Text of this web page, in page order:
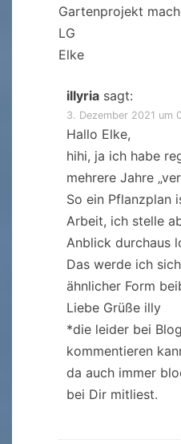
Gartenprojekt
LG
Elke
illyria sagt:
3. Dezember 2021 um
Hallo Elke,
hihi, ja ich habe
mehrere Jahre
So ein Pflanzplan
Arbeit, ich stelle
Anblick durchaus
Das werde ich
ähnlicher Form
Liebe Grüße illy
*die leider bei
kommentieren
da auch immer
bei Dir mitliest.